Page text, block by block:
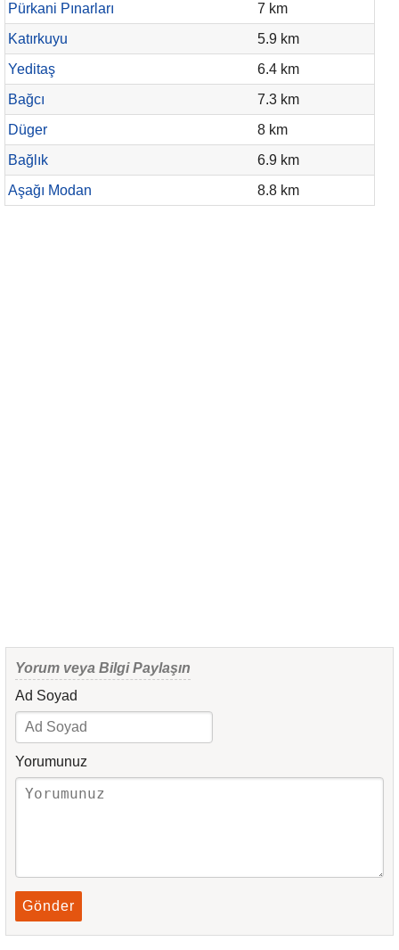
Pürkani Pınarları
7 km
Katırkuyu
5.9 km
Yeditaş
6.4 km
Bağcı
7.3 km
Düger
8 km
Bağlık
6.9 km
Aşağı Modan
8.8 km
Yorum veya Bilgi Paylaşın
Ad Soyad
Yorumunuz
Gönder